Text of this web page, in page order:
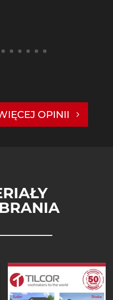
OPINII